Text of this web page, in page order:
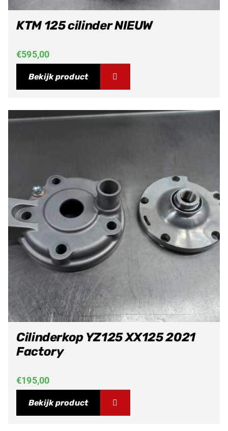
KTM 125 cilinder NIEUW
€595,00
Bekijk product
Cilinderkop YZ125 XX125 2021
Factory
€195,00
Bekijk product